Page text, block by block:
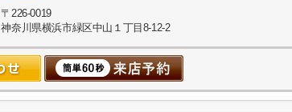
〒226-0019
神奈川県横浜市緑区中山１丁目8-12-2